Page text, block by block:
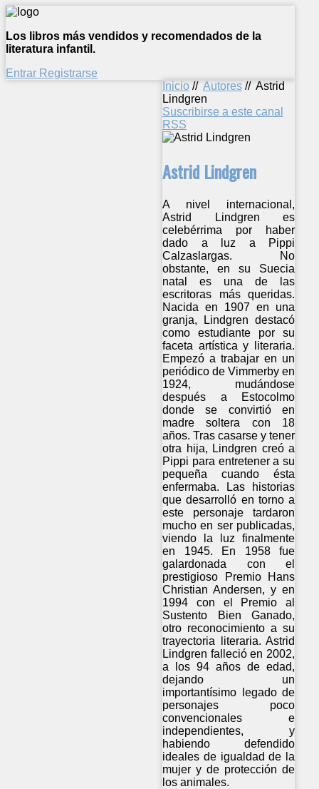
Los libros más vendidos y recomendados de la
literatura infantil.
Entrar Registrarse
Inicio // Autores // Astrid
Lindgren
Suscribirse a este canal
RSS
Astrid Lindgren
A nivel internacional,
Astrid Lindgren es
celebérrima por haber
dado a luz a Pippi
Calzaslargas. No
obstante, en su Suecia
natal es una de las
escritoras más queridas.
Nacida en 1907 en una
granja, Lindgren destacó
como estudiante por su
faceta artística y literaria.
Empezó a trabajar en un
periódico de Vimmerby en
1924, mudándose
después a Estocolmo
donde se convirtió en
madre soltera con 18
años. Tras casarse y tener
otra hija, Lindgren creó a
Pippi para entretener a su
pequeña cuando ésta
enfermaba. Las historias
que desarrolló en torno a
este personaje tardaron
mucho en ser publicadas,
viendo la luz finalmente
en 1945. En 1958 fue
galardonada con el
prestigioso Premio Hans
Christian Andersen, y en
1994 con el Premio al
Sustento Bien Ganado,
otro reconocimiento a su
trayectoria literaria. Astrid
Lindgren falleció en 2002,
a los 94 años de edad,
dejando un
importantísimo legado de
personajes poco
convencionales e
independientes, y
habiendo defendido
ideales de igualdad de la
mujer y de protección de
los animales.